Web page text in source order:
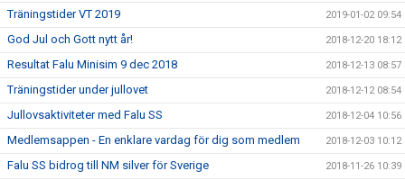
Träningstider VT 2019 2019-01-02 09:54
God Jul och Gott nytt år! 2018-12-20 18:12
Resultat Falu Minisim 9 dec 2018 2018-12-13 08:57
Träningstider under jullovet 2018-12-12 08:54
Jullovsaktiviteter med Falu SS 2018-12-04 10:56
Medlemsappen - En enklare vardag för dig som medlem 2018-12-03 10:12
Falu SS bidrog till NM silver för Sverige 2018-11-26 10:39